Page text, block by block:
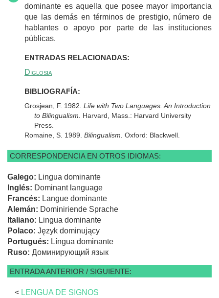
dominante es aquella que posee mayor importancia
que las demás en términos de prestigio, número de
hablantes o apoyo por parte de las instituciones
públicas.
ENTRADAS RELACIONADAS:
Diglosia
BIBLIOGRAFÍA:
Grosjean, F. 1982. Life with Two Languages. An Introduction
to Bilingualism. Harvard, Mass.: Harvard University
Press.
Romaine, S. 1989. Bilingualism. Oxford: Blackwell.
CORRESPONDENCIA EN OTROS IDIOMAS:
Galego: Lingua dominante
Inglés: Dominant language
Francés: Langue dominante
Alemán: Dominiriende Sprache
Italiano: Lingua dominante
Polaco: Język dominujący
Portugués: Língua dominante
Ruso: Доминирующий язык
ENTRADA ANTERIOR / SIGUIENTE:
< LENGUA DE SIGNOS